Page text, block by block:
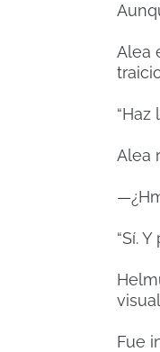
Alea
Alea
“Sí.
Fue